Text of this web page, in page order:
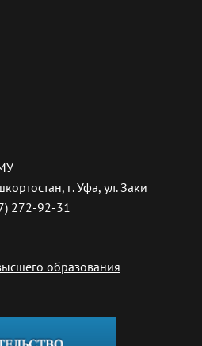
г. Уфа, ул. Заки
272-92-31
образования